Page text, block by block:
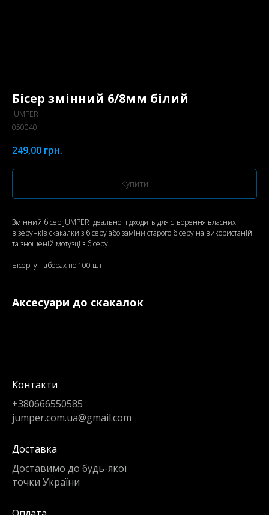
Бісер змінний 6/8мм білий
JUMPER
050040
249,00 грн.
Купити
Змінний бісер JUMPER ідеально підходить для створення власних
візерунків скакалки з бісеру або заміни старого бісеру на використаній
та зношеній мотузці з бісеру.
Бісер у наборах по 100 шт.
Аксесуари до скакалок
Контакти
+380666550585
jumper.com.ua@gmail.com
Доставка
Доставимо до будь-якої
точки України